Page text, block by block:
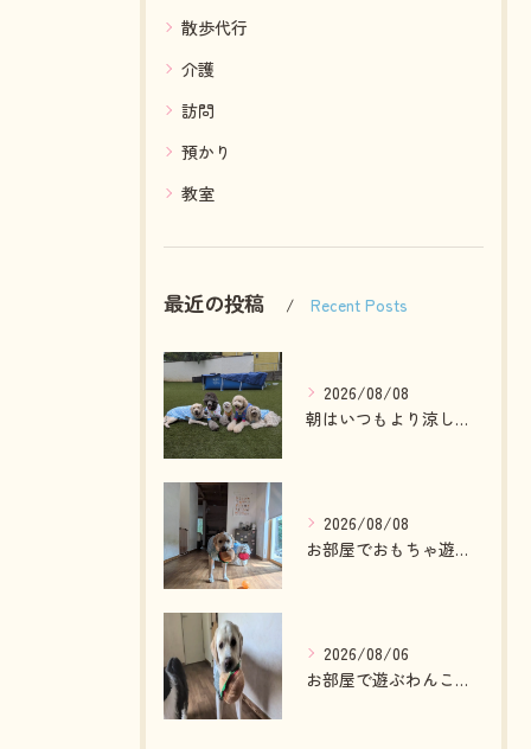
散歩代行
介護
訪問
預かり
教室
最近の投稿 Recent Posts
2026/08/08
朝はいつもより涼しかったのでお散歩も行けました😄
2026/08/08
お部屋でおもちゃ遊びしている2ぴき🩷
2026/08/06
お部屋で遊ぶわんこさん💓